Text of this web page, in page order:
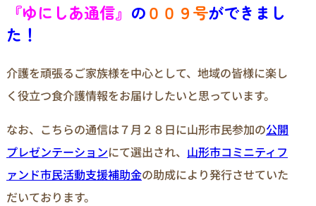
『ゆにしあ通信』 の００９号ができまし
た！
介護を頑張るご家族様を中心として、地域の皆様に楽し
く役立つ食介護情報をお届けしたいと思っています。
なお、こちらの通信は７月２８日に山形市民参加の公開
プレゼンテーションにて選出され、 山形市コミニティフ
ァンド市民活動支援補助金の助成により発行させていた
だいております。